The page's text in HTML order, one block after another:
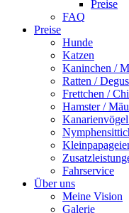
Preise
FAQ
Preise
Hunde
Katzen
Kaninchen /
Ratten / Degus
Frettchen /
Hamster /
Fahrservice
Über uns
Meine Vision
Galerie